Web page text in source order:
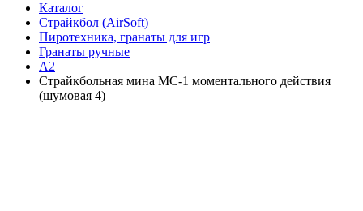
Каталог
Страйкбол (AirSoft)
Пиротехника, гранаты для игр
Гранаты ручные
А2
Страйкбольная мина МС-1 моментального действия
(шумовая 4)